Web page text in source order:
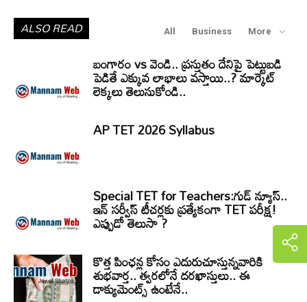
ALSO READ All Business More
బంగారం vs వెండి.. ప్రస్తుతం దేనిపై పెట్టుబడి
పెడితే ఎక్కువ లాభాలు వస్తాయి..? మార్కెట్
లెక్కలు తెలుసుకోండి..
AP TET 2026 Syllabus
Special TET for Teachers:గుడ్ న్యూస్..
ఇన్ సర్వీస్ టీచర్లకు ప్రత్యేకంగా TET పరీక్ష!
ఎప్పుడో తెలుసా ?
కొత్త పింఛన్ల కోసం ఎదురుచూస్తున్నవారికి
శుభవార్త.. త్వరలోనే దరఖాస్తులు.. ఈ
డాక్యుమెంట్స్ ఉంటేనే..